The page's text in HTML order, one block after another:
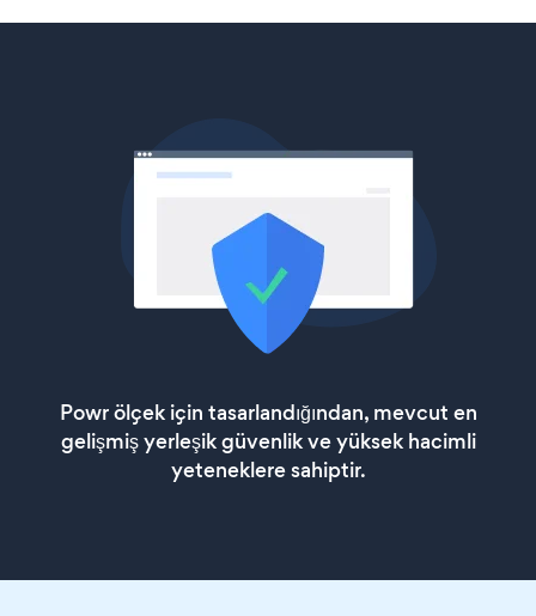
Powr ölçek için tasarlandığından, mevcut en
gelişmiş yerleşik güvenlik ve yüksek hacimli
yeteneklere sahiptir.